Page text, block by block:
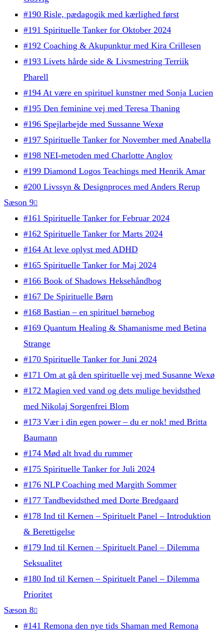
#190 Risle, pædagogik med kærlighed først
#191 Spirituelle Tanker for Oktober 2024
#192 Coaching & Akupunktur med Kira Crillesen
#193 Livets hårde side & Livsmestring Terriik
Pharell
#194 At være en spirituel kunstner med Sonja Lucien
#195 Den feminine vej med Teresa Thaning
#196 Spejlarbejde med Sussanne Wexø
#197 Spirituelle Tanker for November med Anabella
#198 NEI-metoden med Charlotte Anglov
#199 Diamond Logos Teachings med Henrik Amar
#200 Livssyn & Designproces med Anders Rerup
Sæson 9
#161 Spirituelle Tanker for Februar 2024
#162 Spirituelle Tanker for Marts 2024
#164 At leve oplyst med ADHD
#165 Spirituelle Tanker for Maj 2024
#166 Book of Shadows Heksehåndbog
#167 De Spirituelle Børn
#168 Bastian – en spirituel børnebog
#169 Quantum Healing & Shamanisme med Betina
Strange
#170 Spirituelle Tanker for Juni 2024
#171 Om at gå den spirituelle vej med Susanne Wexø
#172 Magien ved vand og dets mulige bevidsthed
med Nikolaj Sorgenfrei Blom
#173 Vær i din egen power – du er nok! med Britta
Baumann
#174 Mød alt hvad du rummer
#175 Spirituelle Tanker for Juli 2024
#176 NLP Coaching med Margith Sommer
#177 Tandbevidsthed med Dorte Bredgaard
#178 Ind til Kernen – Spirituelt Panel – Introduktion
& Berettigelse
#179 Ind til Kernen – Spirituelt Panel – Dilemma
Seksualitet
#180 Ind til Kernen – Spirituelt Panel – Dilemma
Prioritet
Sæson 8
#141 Remona den nye tids Shaman med Remona